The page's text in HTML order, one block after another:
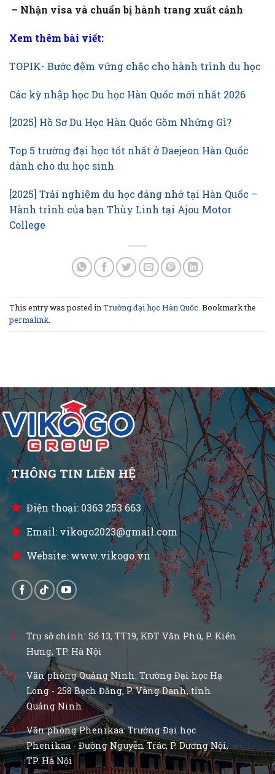
– Nhận visa và chuẩn bị hành trang xuất cảnh
Xem thêm bài viết:
TOPIK- Bước đệm vững chắc cho hành trình du học
Các kỳ nhập học Du học Hàn Quốc mới nhất 2026
[2025] Hồ Sơ Du Học Hàn Quốc Gồm Những Gì?
Top 5 trường đại học tốt nhất ở Daejeon Hàn Quốc
dành cho du học sinh
[2025] Trải nghiệm du học đáng nhớ tại Hàn Quốc –
Hành trình của bạn Thùy Linh tại Ajou Motor
College
This entry was posted in Trường đại học Hàn Quốc . Bookmark the
permalink
THÔNG TIN LIÊN HỆ
Điện thoại: 0363 253 663
Email: vikogo2023@gmail.com
Website: www.vikogo.vn
Trụ sở chính: Số 13, TT19, KĐT Văn Phú, P. Kiến
Hưng, TP. Hà Nội
Văn phòng Quảng Ninh: Trường Đại học Hạ
Long - 258 Bạch Đằng, P. Vàng Danh, tỉnh
Quảng Ninh
Văn phòng Phenikaa: Trường Đại học
Phenikaa - Đường Nguyễn Trác, P. Dương Nội,
TP. Hà Nội